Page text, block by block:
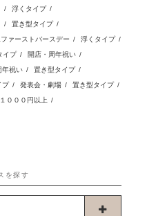
/ 浮くタイプ /
/ 置き型タイプ /
ァーストバースデー / 浮くタイプ /
イプ / 開店・周年祝い /
年祝い / 置き型タイプ /
プ / 発表会・劇場 / 置き型タイプ /
０００円以上 /
を探す